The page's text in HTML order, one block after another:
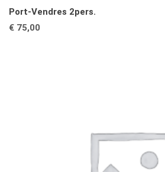
Port-Vendres 2pers.
€ 75,00